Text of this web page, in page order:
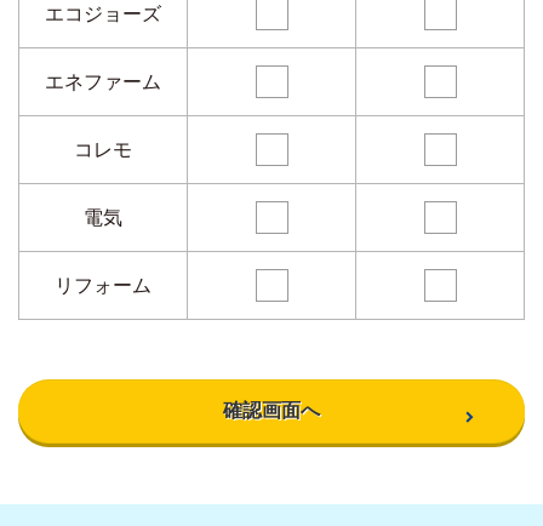
エコジョーズ
エネファーム
コレモ
電気
リフォーム